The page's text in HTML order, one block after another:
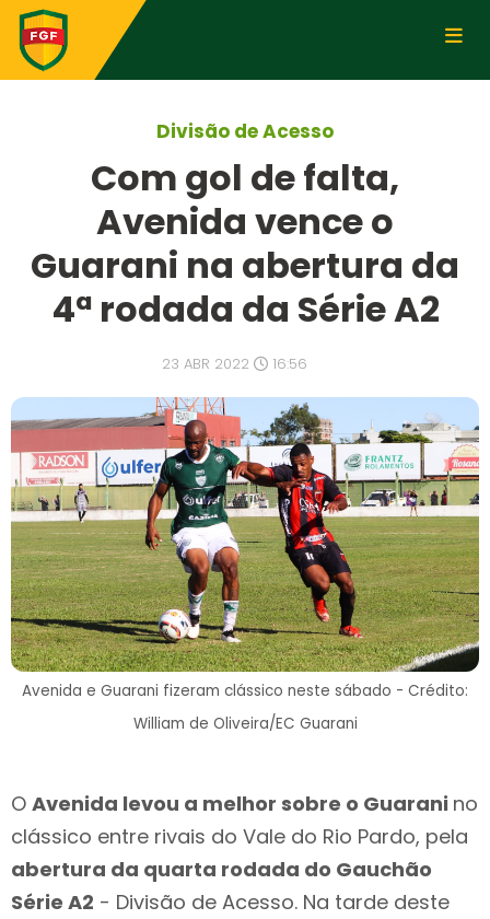
Divisão de Acesso
Com gol de falta,
Avenida vence o
Guarani na abertura da
4ª rodada da Série A2
23 ABR 2022 16:56
Avenida e Guarani fizeram clássico neste sábado - Crédito:
William de Oliveira/EC Guarani
O Avenida levou a melhor sobre o Guarani no
clássico entre rivais do Vale do Rio Pardo, pela
abertura da quarta rodada do Gauchão
Série A2 - Divisão de Acesso. Na tarde deste